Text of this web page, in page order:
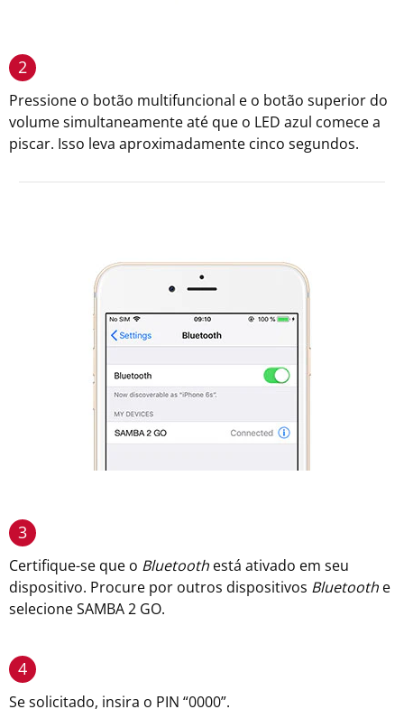
2
Pressione o botão multifuncional e o botão superior do
volume simultaneamente até que o LED azul comece a
piscar. Isso leva aproximadamente cinco segundos.
3
Certifique-se que o Bluetooth está ativado em seu
dispositivo. Procure por outros dispositivos Bluetooth e
selecione SAMBA 2 GO.
4
Se solicitado, insira o PIN “0000”.